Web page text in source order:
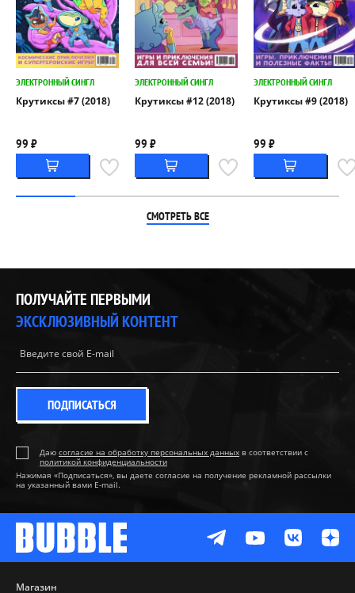
ЭЛЕКТРОННЫЙ СИНГЛ
Крутиксы #7 (2018)
99 ₽
ЭЛЕКТРОННЫЙ СИНГЛ
Крутиксы #12 (2018)
99 ₽
ЭЛЕКТРОННЫЙ СИНГЛ
Крутиксы #9 (2018)
99 ₽
СМОТРЕТЬ ВСЕ
ПОЛУЧАЙТЕ ПЕРВЫМИ
ЭКСКЛЮЗИВНЫЙ КОНТЕНТ
ПОДПИСАТЬСЯ
Даю согласие на обработку персональных данных в соответствии с
политикой конфиденциальности
Нажимая «Подписаться», вы даете согласие на получение рекламной рассылки
на указанный вами E-mail.
Магазин